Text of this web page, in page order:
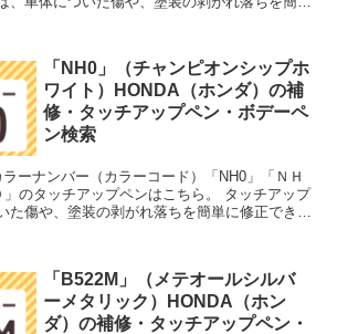
「NH0」（チャンピオンシップホ
ワイト）HONDA（ホンダ）の補
修・タッチアップペン・ボデーペ
ン検索
ーナンバー（カラーコード）「NH0」「ＮＨ
」のタッチアップペンはこちら。 タッチアップ
た傷や、塗装の剥がれ落ちを簡単に修正できる
「B522M」（メテオールシルバ
ーメタリック）HONDA（ホン
ダ）の補修・タッチアップペン・